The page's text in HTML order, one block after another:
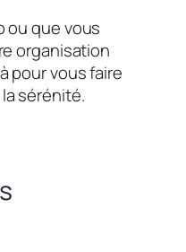
ou que vous
organisation
pour vous faire
sérénité.